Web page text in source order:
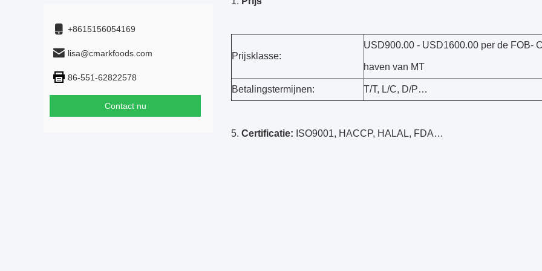
+8615156054169
lisa@cmarkfoods.com
86-551-62822578
Contact nu
Prijsklasse:
USD900.00 - USD1600.00 per de FOB-
haven van MT
Betalingstermijnen: T/T, L/C, D/P…
5. Certificatie: ISO9001, HACCP, HALAL, FDA…